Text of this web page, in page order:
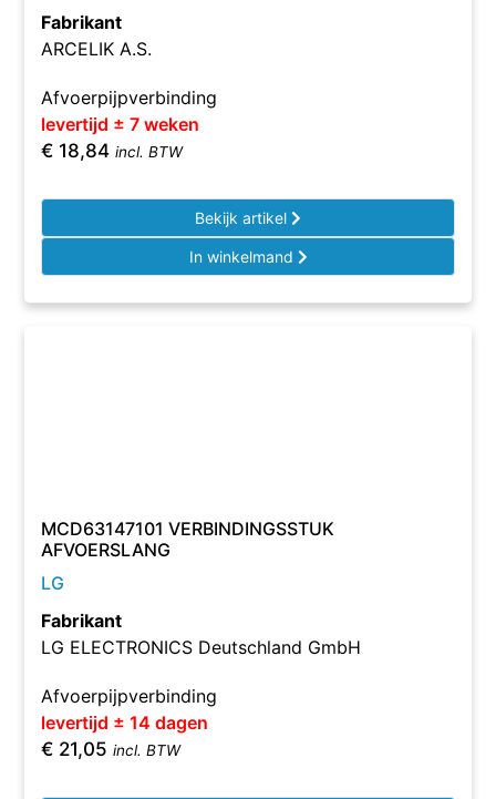
Fabrikant
ARCELIK A.S.
Afvoerpijpverbinding
levertijd ± 7 weken
€ 18,84 incl. BTW
Bekijk artikel
In winkelmand
MCD63147101 VERBINDINGSSTUK
AFVOERSLANG
LG
Fabrikant
LG ELECTRONICS Deutschland GmbH
Afvoerpijpverbinding
levertijd ± 14 dagen
€ 21,05 incl. BTW